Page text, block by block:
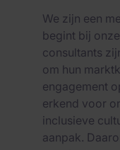
We zijn een
begint bij
consultants
om hun
engagement
erkend voor
inclusieve
aanpak.